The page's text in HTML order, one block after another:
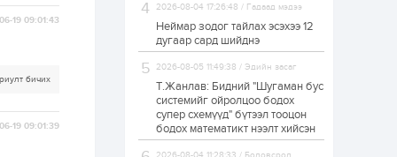
19 09:01:43
бичих
19 09:01:39
1 өдөр
Нийслэлийн 30
дугаар сургуулийг 10
дугаар сарын 1-нд
ашиглалтад оруулна
1 өдөр 0
2026-08-04 17:26:48 / Гадаад мэдээ
Неймар зодог тайлах эсэхээ 12
дугаар сард шийднэ
2026-08-05 11:49:38 / Эдийн засаг
Т.Жанлав: Бидний "Шугаман бус
системийг ойролцоо бодох
супер схемүүд" бүтээл тооцон
бодох математикт нээлт хийсэн